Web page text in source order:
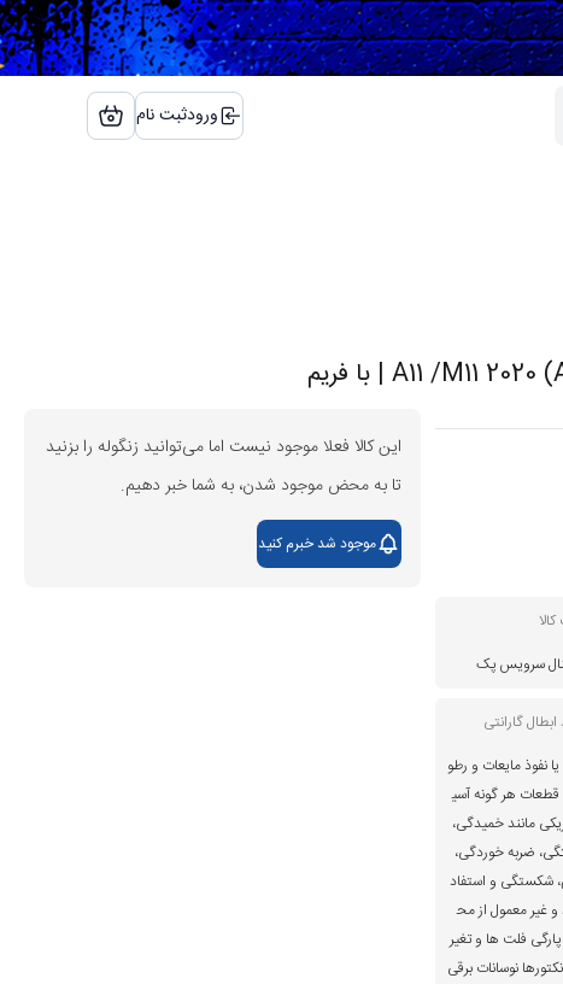
ورودثبت نام
سرویس پک
گارانتی
نفوذ مایعات و رطو
هر گونه آسی
مانند خمیدگی،
ضربه خوردگی،
شکستگی و استفاد
غیر معمول از مح
فلت ها و تغیر
نوسانات برقی
این کالا فعلا موجود نیست اما می‌توانید زنگوله را بزنید
تا به محض موجود شدن، به شما خبر دهیم.
موجود شد خبرم کنید